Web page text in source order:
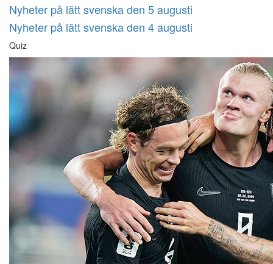
Nyheter på lätt svenska den 5 augusti
Nyheter på lätt svenska den 4 augusti
Quiz